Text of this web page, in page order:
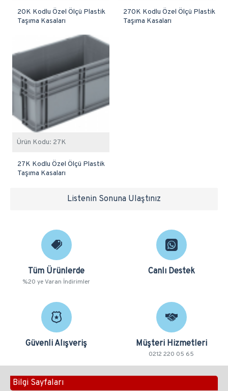
20K Kodlu Özel Ölçü Plastik
Taşıma Kasaları
270K Kodlu Özel Ölçü Plastik
Taşıma Kasaları
Ürün Kodu: 27K
27K Kodlu Özel Ölçü Plastik
Taşıma Kasaları
Listenin Sonuna Ulaştınız
Tüm Ürünlerde
%20 ye Varan İndirimler
Canlı Destek
Güvenli Alışveriş Müşteri Hizmetleri
0212 220 05 65
Bilgi Sayfaları